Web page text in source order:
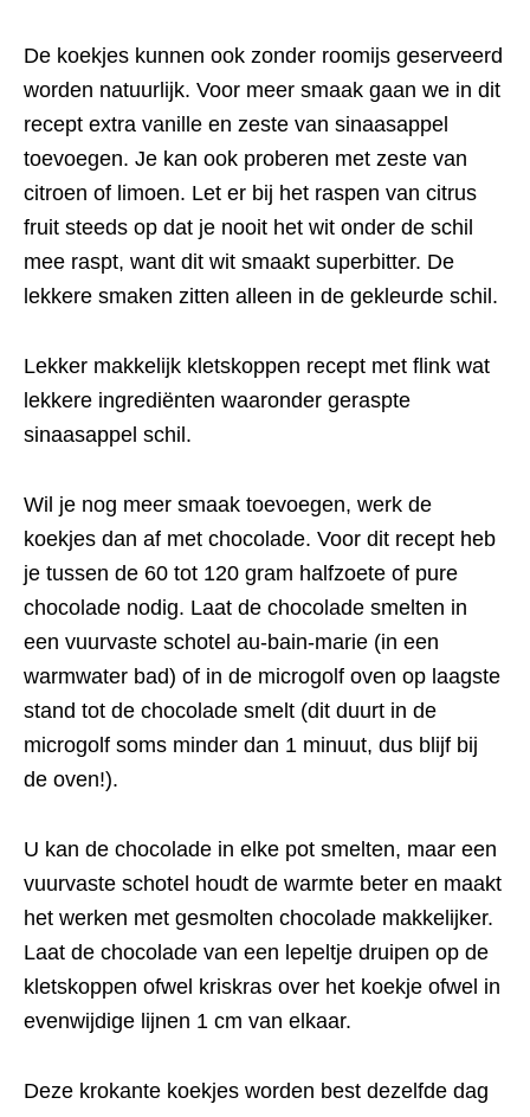
De koekjes kunnen ook zonder roomijs geserveerd
worden natuurlijk. Voor meer smaak gaan we in dit
recept extra vanille en zeste van sinaasappel
toevoegen. Je kan ook proberen met zeste van
citroen of limoen. Let er bij het raspen van citrus
fruit steeds op dat je nooit het wit onder de schil
mee raspt, want dit wit smaakt superbitter. De
lekkere smaken zitten alleen in de gekleurde schil.
Lekker makkelijk kletskoppen recept met flink wat
lekkere ingrediënten waaronder geraspte
sinaasappel schil.
Wil je nog meer smaak toevoegen, werk de
koekjes dan af met chocolade. Voor dit recept heb
je tussen de 60 tot 120 gram halfzoete of pure
chocolade nodig. Laat de chocolade smelten in
een vuurvaste schotel au-bain-marie (in een
warmwater bad) of in de microgolf oven op laagste
stand tot de chocolade smelt (dit duurt in de
microgolf soms minder dan 1 minuut, dus blijf bij
de oven!).
U kan de chocolade in elke pot smelten, maar een
vuurvaste schotel houdt de warmte beter en maakt
het werken met gesmolten chocolade makkelijker.
Laat de chocolade van een lepeltje druipen op de
kletskoppen ofwel kriskras over het koekje ofwel in
evenwijdige lijnen 1 cm van elkaar.
Deze krokante koekjes worden best dezelfde dag